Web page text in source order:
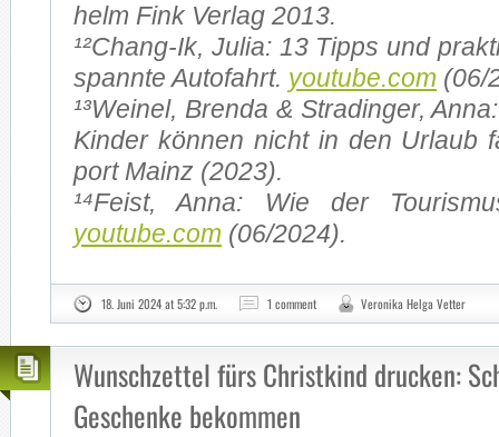
helm Fink Ver­lag 2013.
¹²Chang-Ik, Ju­lia: 13 Tipps und
spann­te Au­to­fahrt. youtube.com (06/
¹³­Wei­nel, Bren­da & Stra­din­ger,
Kin­der kön­nen nicht in den Ur­laub
port Mainz (2023).
¹⁴F­eist, Anna: Wie der
youtube.com (06/2024).
18. Juni 2024 at 5:32 p.m. 1 comment Veronika Helga Vetter
Wunschzettel fürs Christkind drucken:
Geschenke bekommen